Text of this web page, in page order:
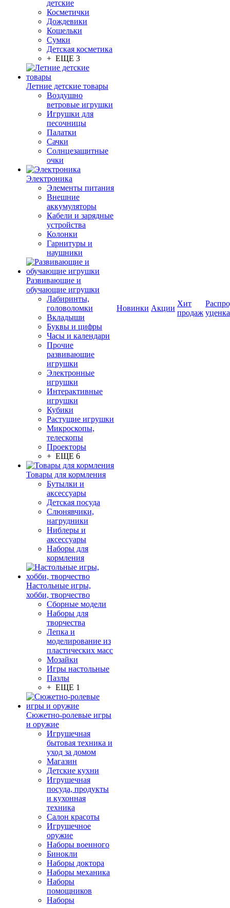
детские
Косметички
Дождевики
Кошельки
Сумки
Детская косметика
+ ЕЩЕ 3
Летние детские товары
Воздушно
ветровые игрушки
Игрушки для
песочницы
Палатки
Сачки
Солнцезащитные
очки
Электроника
Элементы питания
Внешние
аккумуляторы
Кабели и зарядные
устройства
Колонки
Гарнитуры и
наушники
Развивающие и
обучающие игрушки
Лабиринты,
головоломки
Вкладыши
Буквы и цифры
Часы и календари
Прочие
развивающие
игрушки
Электронные
игрушки
Интерактивные
игрушки
Кубики
Растущие игрушки
Микроскопы,
телескопы
Проекторы
+ ЕЩЕ 6
Товары для кормления
Бутылки и
аксессуары
Детская посуда
Слюнявчики,
нагрудники
Ниблеры и
аксессуары
Наборы для
кормления
Настольные игры,
хобби, творчество
Сборные модели
Наборы для
творчества
Лепка и
моделирование из
пластических масс
Мозайки
Игры настольные
Пазлы
+ ЕЩЕ 1
Сюжетно-ролевые игры
и оружие
Игрушечная
бытовая техника и
уход за домом
Магазин
Детские кухни
Игрушечная
посуда, продукты
и кухонная
техника
Салон красоты
Игрушечное
оружие
Наборы военного
Бинокли
Наборы доктора
Наборы механика
Наборы
помощников
Наборы
Новинки Акции
Хит
продаж уценка